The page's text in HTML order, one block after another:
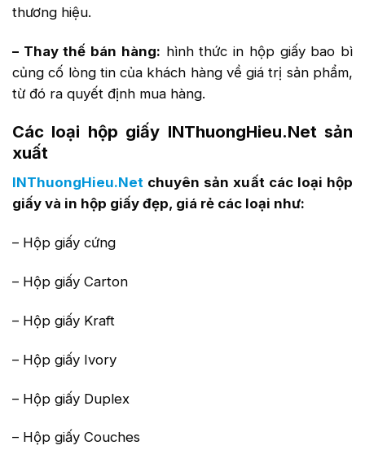
thương hiệu.
– Thay thế bán hàng: hình thức in hộp giấy bao bì
củng cố lòng tin của khách hàng về giá trị sản phẩm,
từ đó ra quyết định mua hàng.
Các loại hộp giấy INThuongHieu.Net sản
xuất
INThuongHieu.Net chuyên sản xuất các loại hộp
giấy và in hộp giấy đẹp, giá rẻ các loại như:
– Hộp giấy cứng
– Hộp giấy Carton
– Hộp giấy Kraft
– Hộp giấy Ivory
– Hộp giấy Duplex
– Hộp giấy Couches